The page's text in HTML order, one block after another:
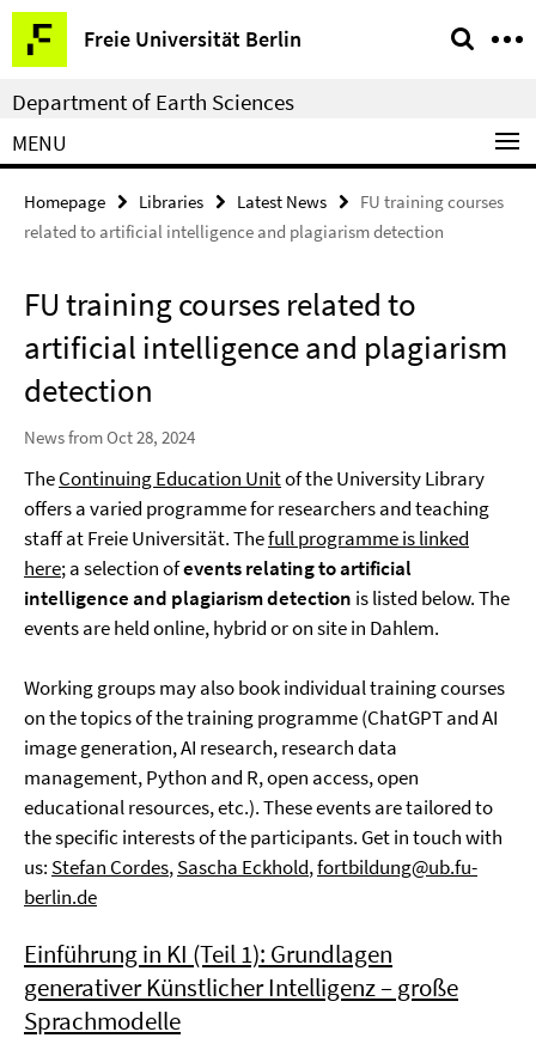
Springe
direkt
zu
Inhalt
Freie Universität Berlin
Service
Navigation
Department of Earth Sciences
MENU
Homepage Libraries Latest News
FU training courses
related to artificial intelligence and plagiarism detection
FU training courses related to
artificial intelligence and plagiarism
detection
News from Oct 28, 2024
TheContinuing Education Unitof the University Library
offers a varied programme for researchers and teaching
staff at Freie Universität. Thefull programme is linked
here; a selection ofevents relating to artificial
intelligence and plagiarism detection is listed below. The
events are held online, hybrid or on site in Dahlem.
Working groups may also book individual training courses
on the topics of the training programme (ChatGPT and AI
image generation, AI research, research data
management, Python and R, open access, open
educational resources, etc.). These events are tailored to
the specific interests of the participants. Get in touch with
us: Stefan Cordes,Sascha Eckhold,fortbildung@ub.fu-
berlin.de
Einführung in KI (Teil 1): Grundlagen
generativer Künstlicher Intelligenz – große
Sprachmodelle